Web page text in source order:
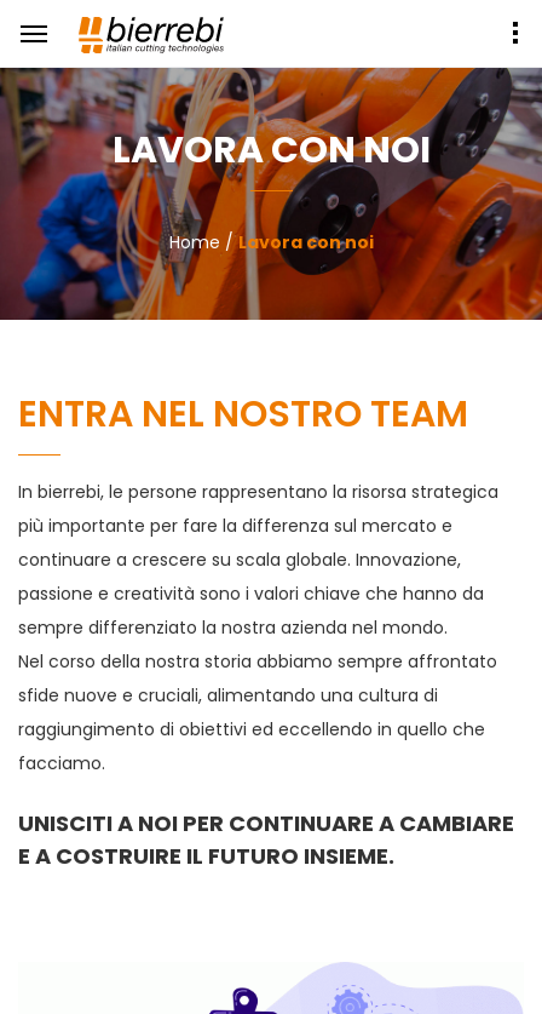
LAVORA CON NOI
Home /Lavora con noi
ENTRA NEL NOSTRO TEAM
In bierrebi, le persone rappresentano la risorsa strategica
più importante per fare la differenza sul mercato e
continuare a crescere su scala globale. Innovazione,
passione e creatività sono i valori chiave che hanno da
sempre differenziato la nostra azienda nel mondo.
Nel corso della nostra storia abbiamo sempre affrontato
sfide nuove e cruciali, alimentando una cultura di
raggiungimento di obiettivi ed eccellendo in quello che
facciamo.
UNISCITI A NOI PER CONTINUARE A CAMBIARE
E A COSTRUIRE IL FUTURO INSIEME.